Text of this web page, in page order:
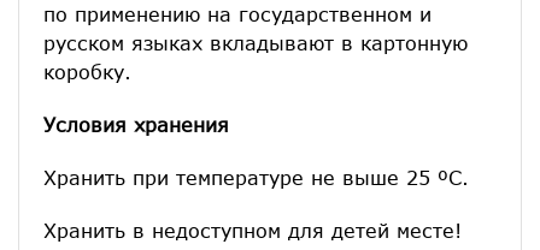
по применению на государственном и
русском языках вкладывают в картонную
коробку.
Условия хранения
Хранить при температуре не выше 25 ºС.
Хранить в недоступном для детей месте!